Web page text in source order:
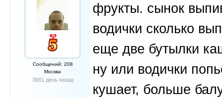
Сообщений: 208
Москва
3881 день назад
фрукты. сынок
водички сколько
еще две бутылки
ну или водички
кушает, больше